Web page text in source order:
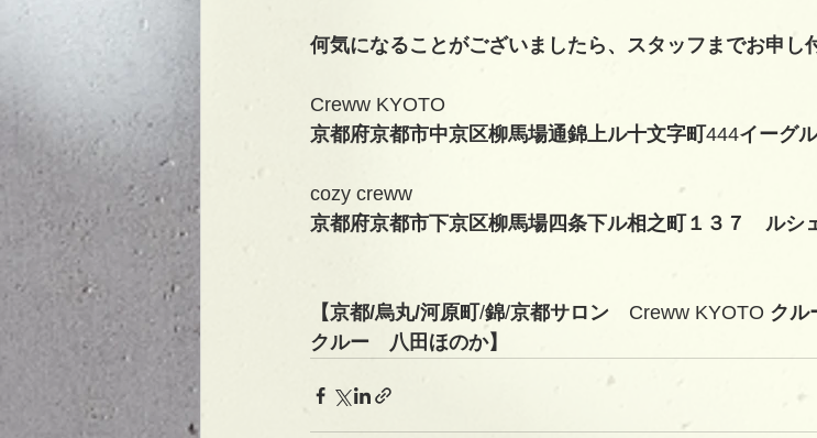
何気になることがございましたら、スタッフまでお申し
Creww KYOTO
京都府京都市中京区柳馬場通錦上ル十文字町 444イーグ
cozy creww
京都府京都市下京区柳馬場四条下ル相之町１３７　ルシ
【京都/烏丸/河原町 /錦/京都サロン Creww KYOTO クル
クルー　八田ほのか】